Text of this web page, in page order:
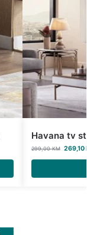
Havana tv
299,00KM 269,10